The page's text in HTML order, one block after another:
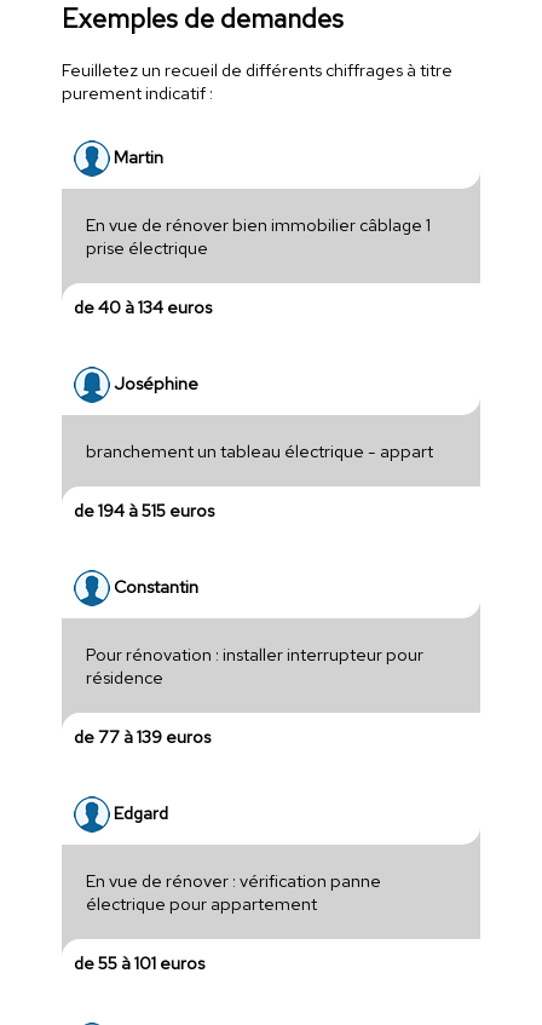
Exemples de demandes
Feuilletez un recueil de différents chiffrages à titre
purement indicatif :
Martin
En vue de rénover bien immobilier câblage 1
prise électrique
de 40 à 134 euros
Joséphine
branchement un tableau électrique - appart
de 194 à 515 euros
Constantin
Pour rénovation : installer interrupteur pour
résidence
de 77 à 139 euros
Edgard
En vue de rénover : vérification panne
électrique pour appartement
de 55 à 101 euros